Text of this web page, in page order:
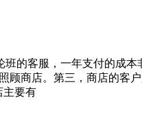
班的客服，一年支付的成本
顾商店。第三，商店的客
主要有